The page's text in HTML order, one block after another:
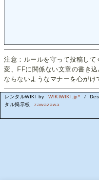
注意：ルールを守って投稿し
変、FFに関係ない文章の書き
ならないようなマナーを心がけ
レンタルWIKI by WIKIWIKI.jp* /
タル掲示板
zawazawa